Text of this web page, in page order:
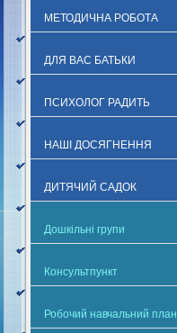
МЕТОДИЧНА РОБОТА
ДЛЯ ВАС БАТЬКИ
ПСИХОЛОГ РАДИТЬ
НАШІ ДОСЯГНЕННЯ
ДИТЯЧИЙ САДОК
Дошкільні групи
Консультпункт
Робочий навчальний план